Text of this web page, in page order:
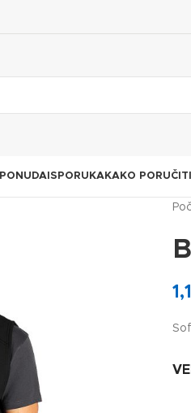
PONUDA ISPORUKAKAKO PORUČITI